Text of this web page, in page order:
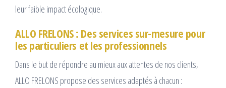
leur faible impact écologique.
ALLO FRELONS : Des services sur-mesure pour
les particuliers et les professionnels
Dans le but de répondre au mieux aux attentes de nos clients,
ALLO FRELONS propose des services adaptés à chacun :